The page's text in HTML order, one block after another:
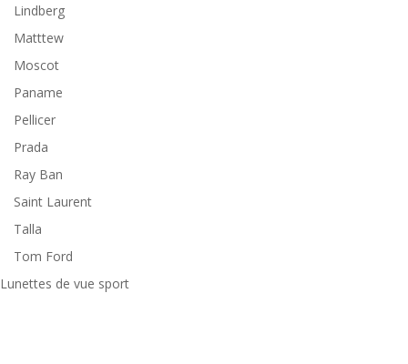
Lindberg
Matttew
Moscot
Paname
Pellicer
Prada
Ray Ban
Saint Laurent
Talla
Tom Ford
Lunettes de vue sport